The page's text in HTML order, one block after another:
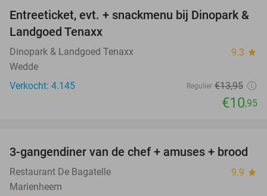
22%
Entreeticket, evt. + snackmenu bij Dinopark &
Landgoed Tenaxx
Dinopark & Landgoed Tenaxx 9.3 star
Wedde
Verkocht: 4.145
Regulier €13,95
€10,95
43%
3-gangendiner van de chef + amuses + brood
Restaurant De Bagatelle 9.9 star
Marienheem